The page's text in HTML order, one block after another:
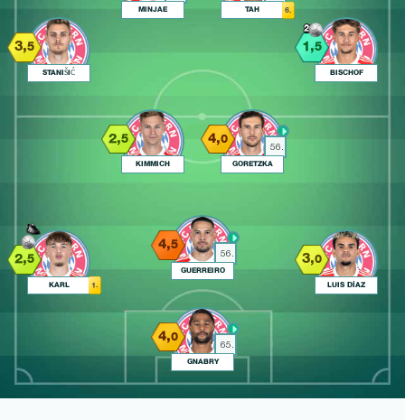
MINJAE TAH 6.
3,5
STANIŠIĆ
1,5
2
BISCHOF
2,5
KIMMICH
56.
4,0
GORETZKA
2,5
KARL 1.
56.
4,5
GUERREIRO
3,0
LUIS DÍAZ
65.
4,0
GNABRY